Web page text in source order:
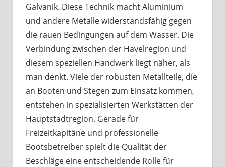
Galvanik. Diese Technik macht Aluminium
und andere Metalle widerstandsfähig gegen
die rauen Bedingungen auf dem Wasser. Die
Verbindung zwischen der Havelregion und
diesem speziellen Handwerk liegt näher, als
man denkt. Viele der robusten Metallteile, die
an Booten und Stegen zum Einsatz kommen,
entstehen in spezialisierten Werkstätten der
Hauptstadtregion. Gerade für
Freizeitkapitäne und professionelle
Bootsbetreiber spielt die Qualität der
Beschläge eine entscheidende Rolle für